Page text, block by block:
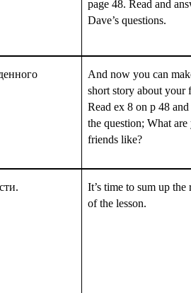
page 48. Read and
Dave’s questions.
And now you can
short story about your
Read ex 8 on p 48
the question; What are
friends like?
It’s time to sum up the
of the lesson.